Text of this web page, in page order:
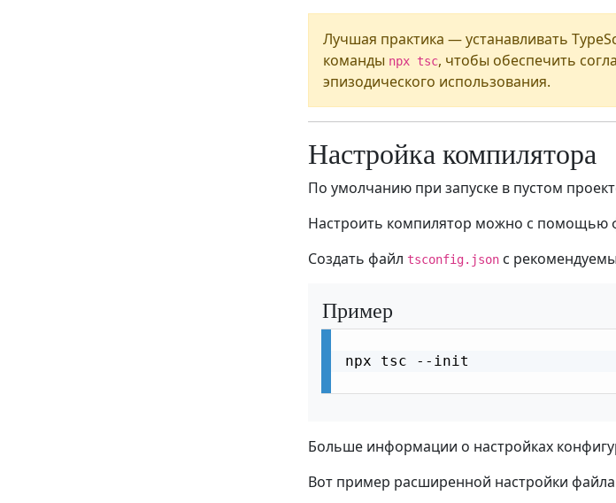
Лучшая практика — устанавливать
команды npx tsc, чтобы обеспечить
эпизодического использования.
Настройка компилятора
По умолчанию при запуске в пустом
Настроить компилятор можно с помощью
Создать файл tsconfig.json с
Пример
npx tsc --init
Больше информации о настройках
Вот пример расширенной настройки файла